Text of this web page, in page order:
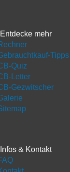
Entdecke mehr
Tipps
Quiz
Letter
Gezwitscher
Infos & Kontakt